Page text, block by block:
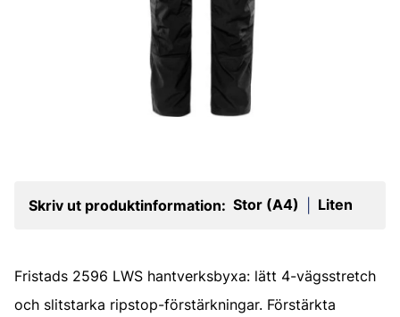
Skriv ut produktinformation: Stor (A4) Liten
Fristads 2596 LWS hantverksbyxa: lätt 4-vägsstretch
och slitstarka ripstop-förstärkningar. Förstärkta